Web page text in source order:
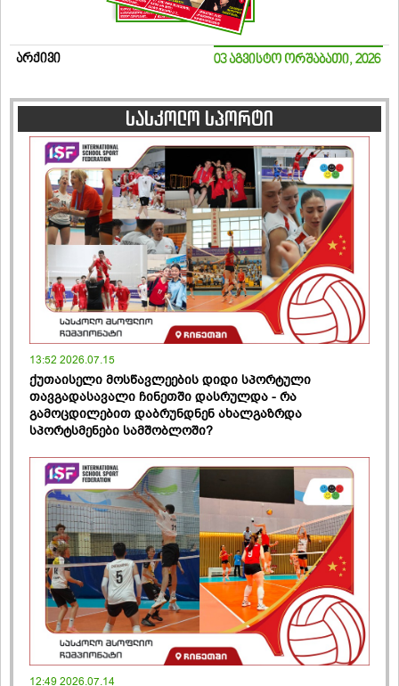
არქივი 03 აგვისტო ორშაბათი, 2026
სასკოლო სპორტი
13:52 2026.07.15
ქუთაისელი მოსწავლეების დიდი სპორტული
თავგადასავალი ჩინეთში დასრულდა - რა
გამოცდილებით დაბრუნდნენ ახალგაზრდა
სპორტსმენები სამშობლოში?
12:49 2026.07.14